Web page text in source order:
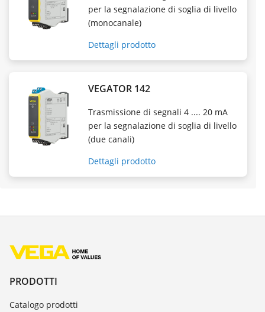
per la segnalazione di soglia di livello
(monocanale)
Dettagli prodotto
VEGATOR 142
Trasmissione di segnali 4 .... 20 mA
per la segnalazione di soglia di livello
(due canali)
Dettagli prodotto
PRODOTTI
Catalogo prodotti